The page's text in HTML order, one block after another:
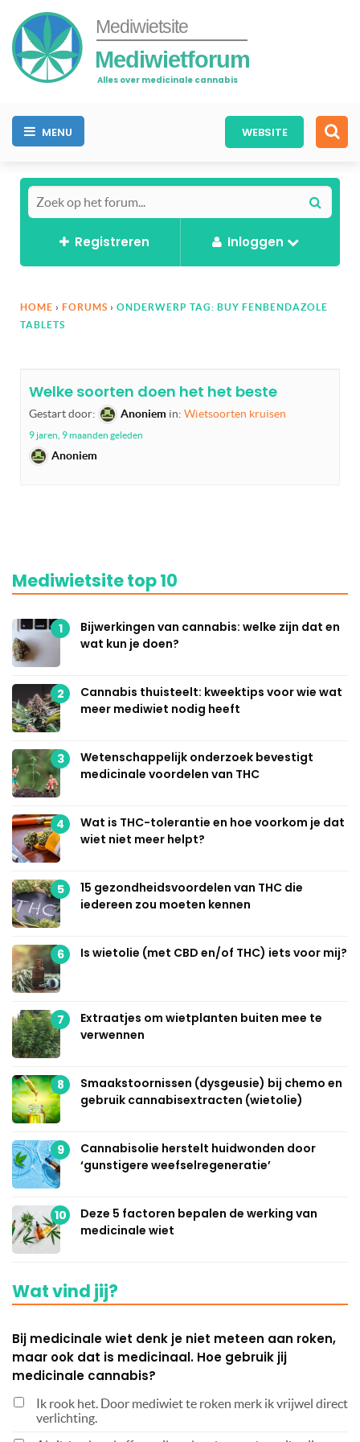
Mediwietsite
Mediwietforum
Alles over medicinale cannabis
MENU WEBSITE
Registreren Inloggen
HOME › FORUMS › ONDERWERP TAG: BUY FENBENDAZOLE
TABLETS
Welke soorten doen het het beste
Gestart door: Anoniem in: Wietsoorten kruisen
9 jaren, 9 maanden geleden
Anoniem
Mediwietsite top 10
1
Bijwerkingen van cannabis: welke zijn dat en
wat kun je doen?
2
Cannabis thuisteelt: kweektips voor wie wat
meer mediwiet nodig heeft
3
Wetenschappelijk onderzoek bevestigt
medicinale voordelen van THC
4
Wat is THC-tolerantie en hoe voorkom je dat
wiet niet meer helpt?
5
15 gezondheidsvoordelen van THC die
iedereen zou moeten kennen
6 Is wietolie (met CBD en/of THC) iets voor mij?
7
Extraatjes om wietplanten buiten mee te
verwennen
8
Smaakstoornissen (dysgeusie) bij chemo en
gebruik cannabisextracten (wietolie)
9
Cannabisolie herstelt huidwonden door
‘gunstigere weefselregeneratie’
10
Deze 5 factoren bepalen de werking van
medicinale wiet
Wat vind jij?
Bij medicinale wiet denk je niet meteen aan roken,
maar ook dat is medicinaal. Hoe gebruik jij
medicinale cannabis?
Ik rook het. Door mediwiet te roken merk ik vrijwel direct
verlichting.